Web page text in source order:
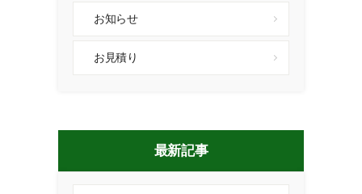
お知らせ
お見積り
最新記事